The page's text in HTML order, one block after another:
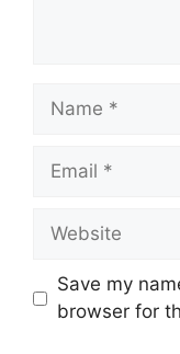
Save my
browser for